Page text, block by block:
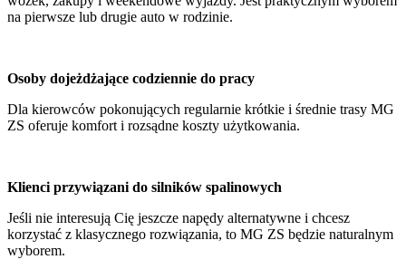
na pierwsze lub drugie auto w rodzinie.
Osoby dojeżdżające codziennie do pracy
Dla kierowców pokonujących regularnie krótkie i średnie trasy MG
ZS oferuje komfort i rozsądne koszty użytkowania.
Klienci przywiązani do silników spalinowych
Jeśli nie interesują Cię jeszcze napędy alternatywne i chcesz
korzystać z klasycznego rozwiązania, to MG ZS będzie naturalnym
wyborem.